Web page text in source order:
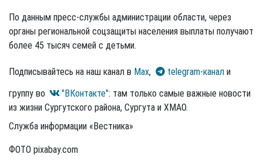
По данным пресс-службы администрации области, через
органы региональной соцзащиты населения выплаты получают
более 45 тысяч семей с детьми.
Подписывайтесь на наш канал в Max, telegram-канал и
группу во
"ВКонтакте": там только самые важные новости
из жизни Сургутского района, Сургута и ХМАО.
Служба информации «Вестника»
ФОТО pixabay.com